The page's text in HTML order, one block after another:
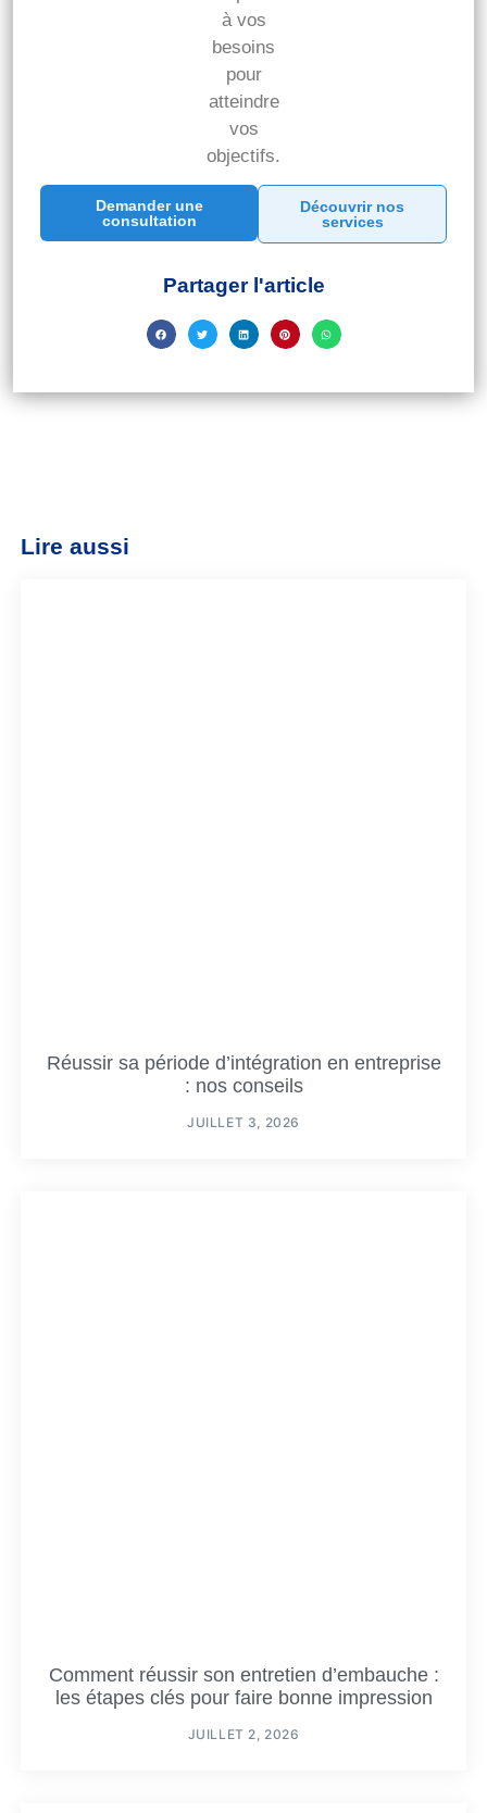
à vos
besoins
pour
atteindre
vos
objectifs.
Demander une
consultation
Découvrir nos
services
Partager l'article
Lire aussi
Réussir sa période d’intégration en entreprise
: nos conseils
JUILLET 3, 2026
Comment réussir son entretien d’embauche :
les étapes clés pour faire bonne impression
JUILLET 2, 2026